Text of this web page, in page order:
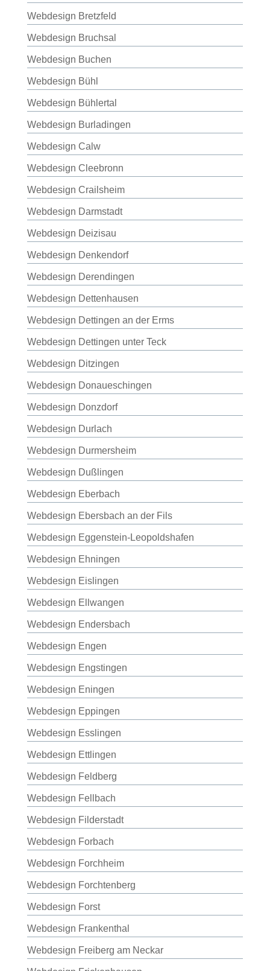
Webdesign Bretzfeld
Webdesign Bruchsal
Webdesign Buchen
Webdesign Bühl
Webdesign Bühlertal
Webdesign Burladingen
Webdesign Calw
Webdesign Cleebronn
Webdesign Crailsheim
Webdesign Darmstadt
Webdesign Deizisau
Webdesign Denkendorf
Webdesign Derendingen
Webdesign Dettenhausen
Webdesign Dettingen an der Erms
Webdesign Dettingen unter Teck
Webdesign Ditzingen
Webdesign Donaueschingen
Webdesign Donzdorf
Webdesign Durlach
Webdesign Durmersheim
Webdesign Dußlingen
Webdesign Eberbach
Webdesign Ebersbach an der Fils
Webdesign Eggenstein-Leopoldshafen
Webdesign Ehningen
Webdesign Eislingen
Webdesign Ellwangen
Webdesign Endersbach
Webdesign Engen
Webdesign Engstingen
Webdesign Eningen
Webdesign Eppingen
Webdesign Esslingen
Webdesign Ettlingen
Webdesign Feldberg
Webdesign Fellbach
Webdesign Filderstadt
Webdesign Forbach
Webdesign Forchheim
Webdesign Forchtenberg
Webdesign Forst
Webdesign Frankenthal
Webdesign Freiberg am Neckar